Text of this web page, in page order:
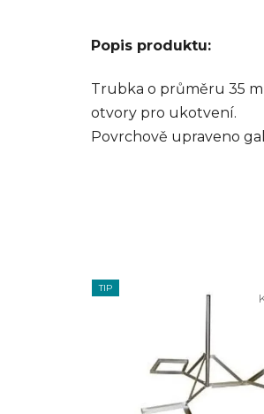
Popis produktu:
Trubka o průměru 35
otvory pro ukotvení.
Povrchově upraveno
TIP